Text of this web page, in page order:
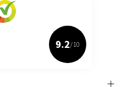
9.2/10